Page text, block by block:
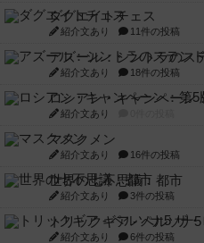
ダグエイトチェス
紹介文あり 11件の投稿
アズール：シントラのス
紹介文あり 18件の投稿
ロシアン・キャンペーン
紹介文あり
マスクメン
紹介文あり 16件の投稿
世界の七不思議：都市
紹介文あり 3件の投稿
トリックギア - ペルソナ
紹介文あり 6件の投稿